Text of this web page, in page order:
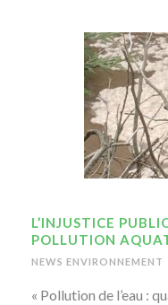
L’INJUSTICE
POLLUTION
NEWS ENVIRONNEMENT
« Pollution de l’eau :